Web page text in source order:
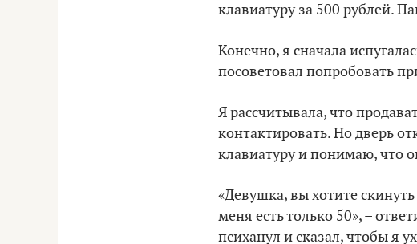
клавиатуру за 500 рублей.
Конечно, я сначала
посоветовал попробовать
Я рассчитывала, что
контактировать. Но дверь
клавиатуру и понимаю, что
«Девушка, вы хотите
меня есть только 50», –
психанул и сказал, чтобы я